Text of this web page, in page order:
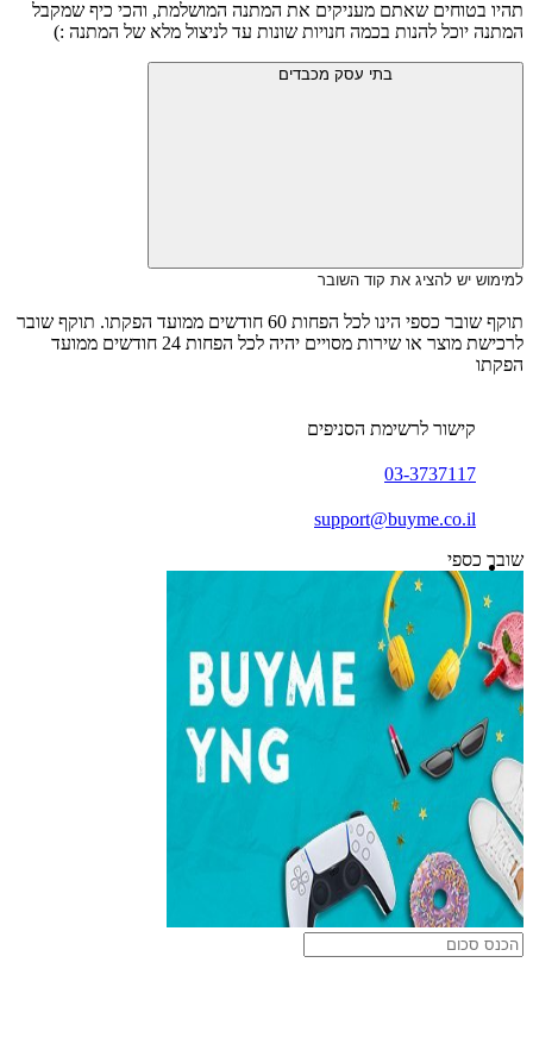
תהיו בטוחים שאתם מעניקים את המתנה המושלמת, והכי כיף שמקבל
המתנה יוכל להנות בכמה חנויות שונות עד לניצול מלא של המתנה :)
בתי עסק מכבדים
למימוש יש להציג את קוד השובר
תוקף שובר כספי הינו לכל הפחות 60 חודשים ממועד הפקתו. תוקף שובר
לרכישת מוצר או שירות מסויים יהיה לכל הפחות 24 חודשים ממועד
הפקתו
קישור לרשימת הסניפים
03-3737117
support@buyme.co.il
שובר כספי